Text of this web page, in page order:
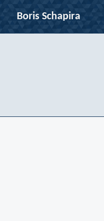
Boris Schapira